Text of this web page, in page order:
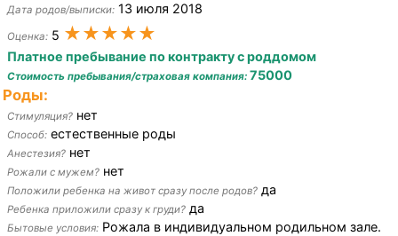
Дата родов/выписки: 13 июля 2018
Оценка: 5 ★★★★★
Платное пребывание по контракту с роддомом
Стоимость пребывания/страховая компания: 75000
Роды:
Стимуляция? нет
Способ: естественные роды
Анестезия? нет
Рожали с мужем? нет
Положили ребенка на живот сразу после родов? да
Ребенка приложили сразу к груди? да
Бытовые условия: Рожала в индивидуальном родильном зале.